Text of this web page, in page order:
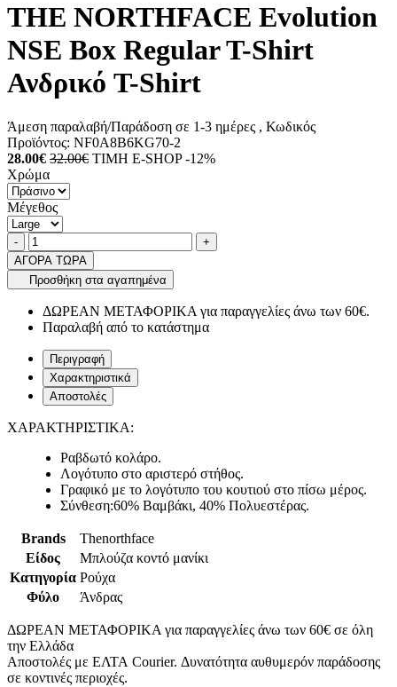
THE NORTHFACE Evolution
NSE Box Regular T-Shirt
Ανδρικό T-Shirt
Άμεση παραλαβή/Παράδοση σε 1-3 ημέρες , Κωδικός
Προϊόντος: NF0A8B6KG70-2
28.00€ 32.00€ ΤΙΜΗ E-SHOP -12%
Χρώμα
Μέγεθος
Ποσότητα
-product.increase.quantity +
ΑΓΟΡΑ ΤΩΡΑ
Προσθήκη στα αγαπημένα
ΔΩΡΕΑΝ ΜΕΤΑΦΟΡΙΚΑ για παραγγελίες άνω των 60€.
Παραλαβή από το κατάστημα
Περιγραφή
Χαρακτηριστικά
Αποστολές
ΧΑΡΑΚΤΗΡΙΣΤΙΚΑ:
Ραβδωτό κολάρο.
Λογότυπο στο αριστερό στήθος.
Γραφικό με το λογότυπο του κουτιού στο πίσω μέρος.
Σύνθεση:60% Βαμβάκι, 40% Πολυεστέρας.
Brands
Thenorthface
Είδος
Μπλούζα κοντό μανίκι
Κατηγορία Ρούχα
Φύλο
Άνδρας
ΔΩΡΕΑΝ ΜΕΤΑΦΟΡΙΚΑ για παραγγελίες άνω των 60€ σε όλη
την Ελλάδα
Αποστολές με ΕΛΤΑ Courier. Δυνατότητα αυθυμερόν παράδοσης
σε κοντινές περιοχές.